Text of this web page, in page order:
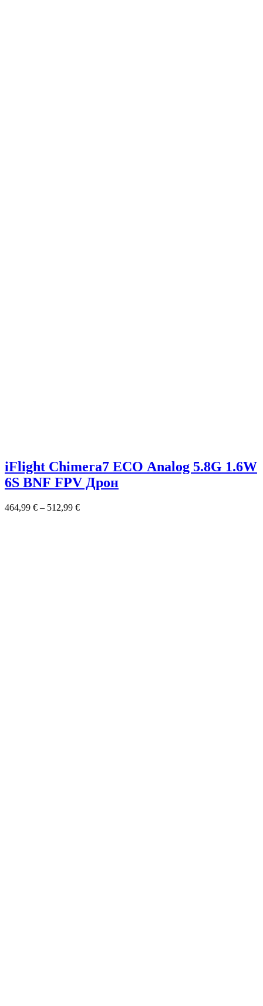
iFlight Chimera7 ECO Analog 5.8G 1.6W
6S BNF FPV Дрон
464,99 € – 512,99 €